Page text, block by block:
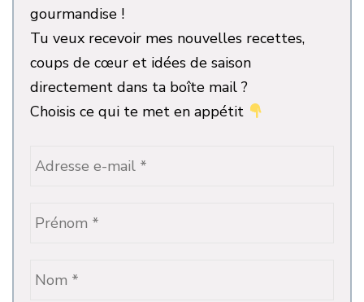
gourmandise !
Tu veux recevoir mes nouvelles recettes,
coups de cœur et idées de saison
directement dans ta boîte mail ?
Choisis ce qui te met en appétit